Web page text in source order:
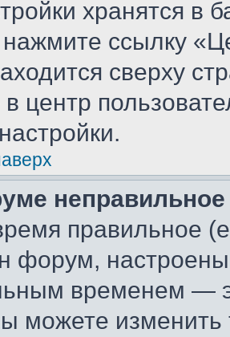
хранятся в
нажмите ссылку
сверху
в центр
правильное
форум, настроены
временем —
можете изменить